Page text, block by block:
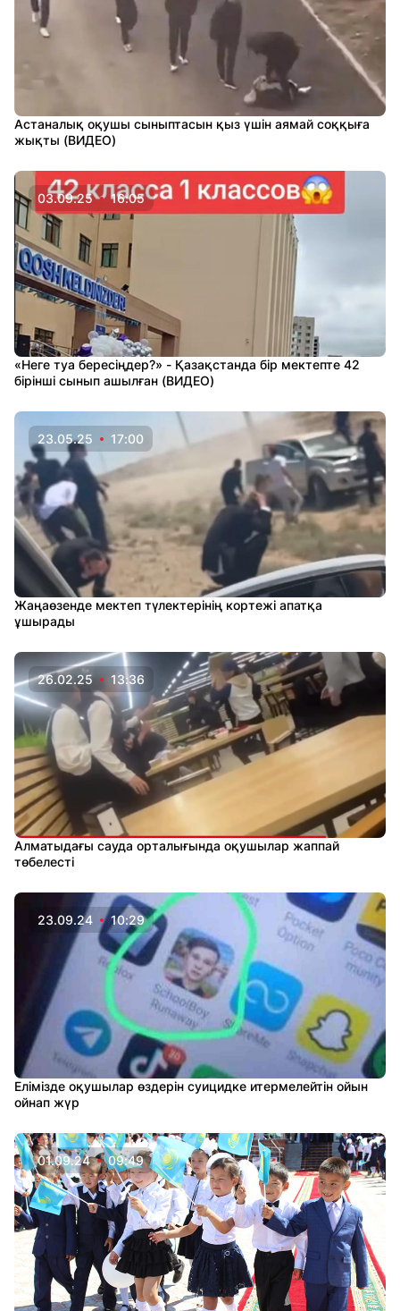
Астаналық оқушы сыныптасын қыз үшін аямай соққыға
жықты (ВИДЕО)
03.09.25 16:05
«Неге туа бересіңдер?» - Қазақстанда бір мектепте 42
бірінші сынып ашылған (ВИДЕО)
23.05.25 17:00
Жаңаөзенде мектеп түлектерінің кортежі апатқа
ұшырады
26.02.25 13:36
Алматыдағы сауда орталығында оқушылар жаппай
төбелесті
23.09.24 10:29
Елімізде оқушылар өздерін суицидке итермелейтін ойын
ойнап жүр
01.09.24 09:49